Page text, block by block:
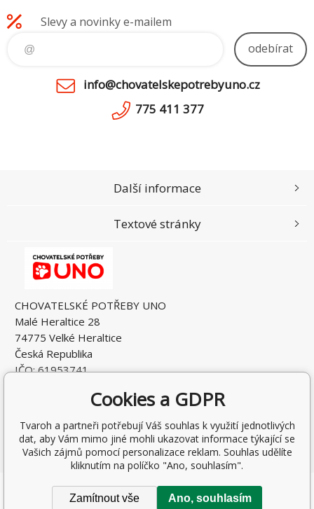
Slevy a novinky e-mailem
odebírat
info@chovatelskepotrebyuno.cz
775 411 377
CHOVATELSKÉ POTŘEBY UNO
Malé Heraltice 28
74775 Velké Heraltice
Česká Republika
IČO: 61953741
Další informace
Textové stránky
Copyright © 2026 Rostislav Hňátek
Cookies a GDPR
Tvaroh a partneři potřebují Váš souhlas k využití jednotlivých
dat, aby Vám mimo jiné mohli ukazovat informace týkající se
Vašich zájmů pomocí personalizace reklam. Souhlas udělíte
kliknutím na políčko "Ano, souhlasím".
Zamítnout vše Ano, souhlasím